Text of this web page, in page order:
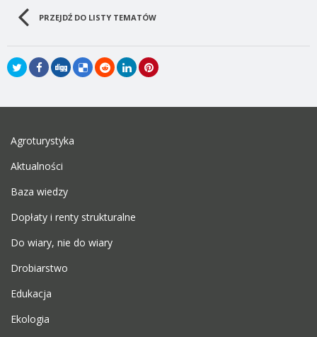
PRZEJDŹ DO LISTY TEMATÓW
Agroturystyka
Aktualności
Baza wiedzy
Dopłaty i renty strukturalne
Do wiary, nie do wiary
Drobiarstwo
Edukacja
Ekologia